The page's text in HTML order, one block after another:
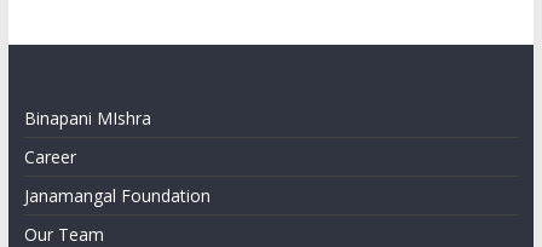
Binapani MIshra
Career
Janamangal Foundation
Our Team